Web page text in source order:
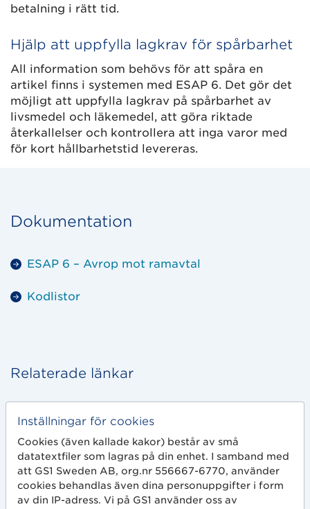
betalning i rätt tid.
Hjälp att uppfylla lagkrav för spårbarhet
All information som behövs för att spåra en
artikel finns i systemen med ESAP 6. Det gör det
möjligt att uppfylla lagkrav på spårbarhet av
livsmedel och läkemedel, att göra riktade
återkallelser och kontrollera att inga varor med
för kort hållbarhetstid levereras.
Dokumentation
ESAP 6 – Avrop mot ramavtal
Kodlistor
Relaterade länkar
GS1 EDI Healthcare guidelines
SFTI
Livsmedelsverket
Inställningar för cookies
Cookies (även kallade kakor) består av små
datatextfiler som lagras på din enhet. I samband med
att GS1 Sweden AB, org.nr 556667-6770, använder
cookies behandlas även dina personuppgifter i form
av din IP-adress. Vi på GS1 använder oss av